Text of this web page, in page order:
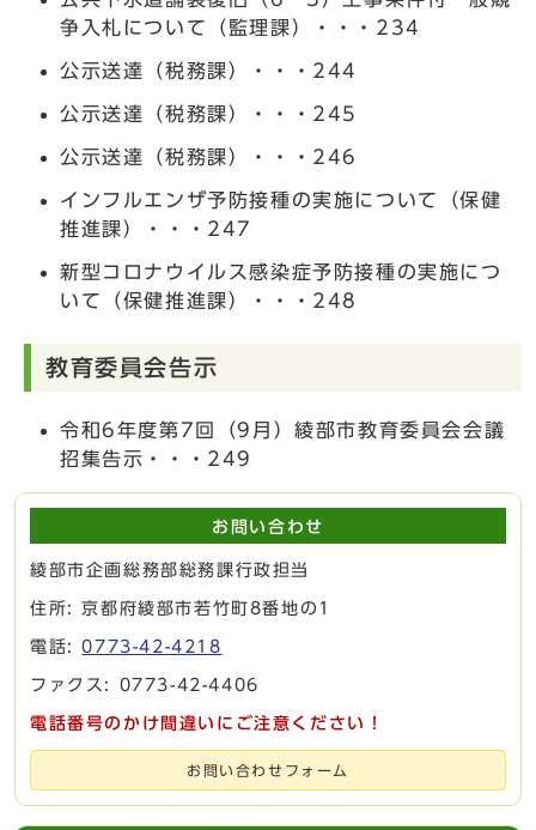
争入札について（監理課）・・・234
公示送達（税務課）・・・244
公示送達（税務課）・・・245
公示送達（税務課）・・・246
インフルエンザ予防接種の実施について（保健
推進課）・・・247
新型コロナウイルス感染症予防接種の実施につ
いて（保健推進課）・・・248
教育委員会告示
令和6年度第7回（9月）綾部市教育委員会会議
招集告示・・・249
お問い合わせ
綾部市企画総務部総務課行政担当
住所: 京都府綾部市若竹町8番地の1
電話:0773-42-4218
ファクス: 0773-42-4406
電話番号のかけ間違いにご注意ください！
お問い合わせフォーム